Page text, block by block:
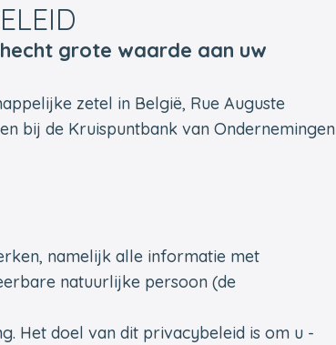
hecht grote waarde aan uw
zetel in België, Rue Auguste
bij de Kruispuntbank van Ondernemingen
namelijk alle informatie met
natuurlijke persoon (de
Het doel van dit privacybeleid is om u -